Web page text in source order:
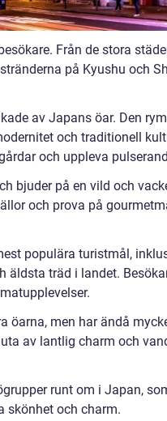
Från de stora
på Kyushu och
av Japans öar. Den
och traditionell
och uppleva
bjuder på en vild och
och prova på
populära turistmål,
äldsta träd i landet.
öarna, men har ändå
av lantlig charm och
runt om i Japan,
skönhet och charm.